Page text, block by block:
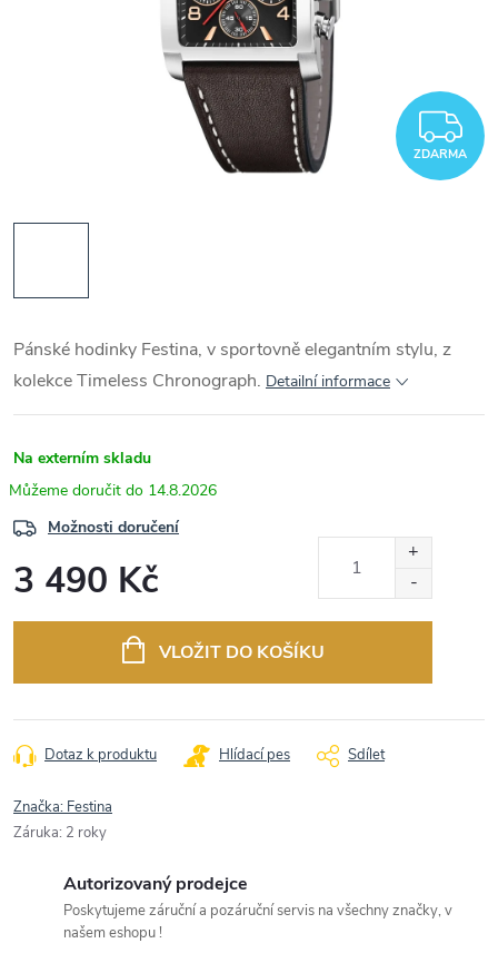
ZDARMA
Pánské hodinky Festina, v sportovně elegantním stylu, z
kolekce Timeless Chronograph. Detailní informace
Na externím skladu
14.8.2026
Možnosti doručení
3 490 Kč
VLOŽIT DO KOŠÍKU
Dotaz k produktu Hlídací pes Sdílet
Značka: Festina
Záruka: 2 roky
Autorizovaný prodejce
Poskytujeme záruční a pozáruční servis na všechny značky, v
našem eshopu !